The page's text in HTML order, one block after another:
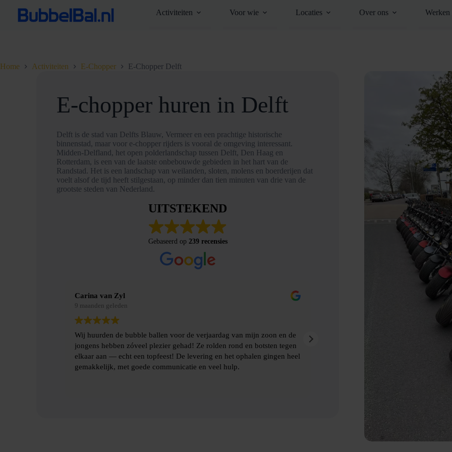
Activiteiten Voor wie Locaties Over ons Werken
Home Activiteiten E-Chopper E-Chopper Delft
E-chopper huren in Delft
Delft is de stad van Delfts Blauw, Vermeer en een prachtige historische
binnenstad, maar voor e-chopper rijders is vooral de omgeving interessant.
Midden-Delfland, het open polderlandschap tussen Delft, Den Haag en
Rotterdam, is een van de laatste onbebouwde gebieden in het hart van de
Randstad. Het is een landschap van weilanden, sloten, molens en boerderijen dat
voelt alsof de tijd heeft stilgestaan, op minder dan tien minuten van drie van de
grootste steden van Nederland.
UITSTEKEND
Gebaseerd op 239 recensies
Merel Bosman
9 maanden geleden
Wij hebben met vriendenweekend gebruik gemaakt van Bubbelbal, een
hilarische ervaring!!
Heel fijn contact gehad over de levering en het ophalen van de
Ontzettend leuke dag gehad met